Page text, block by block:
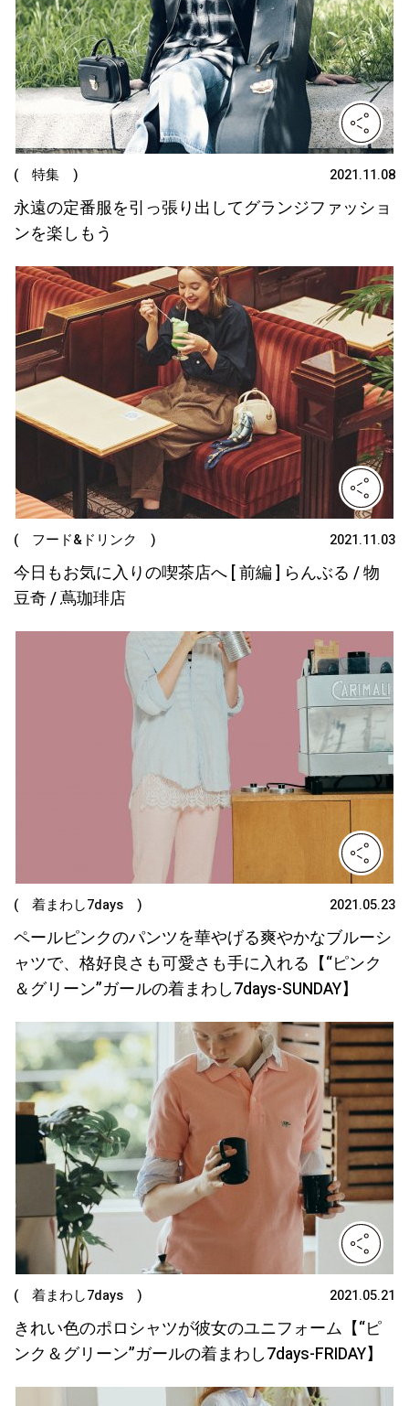
( 特集 ) 2021.11.08
永遠の定番服を引っ張り出してグランジファッショ
ンを楽しもう
( フード&ドリンク ) 2021.11.03
今日もお気に入りの喫茶店へ [ 前編 ] らんぶる / 物
豆奇 / 蔦珈琲店
( 着まわし7days ) 2021.05.23
ペールピンクのパンツを華やげる爽やかなブルーシ
ャツで、格好良さも可愛さも手に入れる【“ピンク
＆グリーン”ガールの着まわし7days-SUNDAY】
( 着まわし7days ) 2021.05.21
きれい色のポロシャツが彼女のユニフォーム【“ピ
ンク＆グリーン”ガールの着まわし7days-FRIDAY】